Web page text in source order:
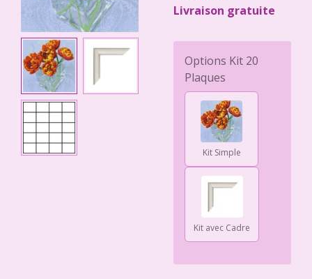
Livraison gratuite
Options Kit 20
Plaques
Kit Simple
Kit avec Cadre